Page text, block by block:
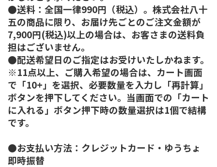
●送料：全国一律990円（税込）。株式会社八十
五の商品に限り、お届け先ごとのご注文金額が
7,900円(税込)以上の場合は、お客さまの送料負
担はございません。
●配送希望日のご指定はお受けいたしかねます。
※11点以上、ご購入希望の場合は、カート画面
で「10+」を選択、必要数量を入力し「再計算」
ボタンを押下してください。当画面での「カート
に入れる」ボタン押下時の数量選択は1個で結構
です。
●お支払い方法：クレジットカード・ゆうちょ
即時振替